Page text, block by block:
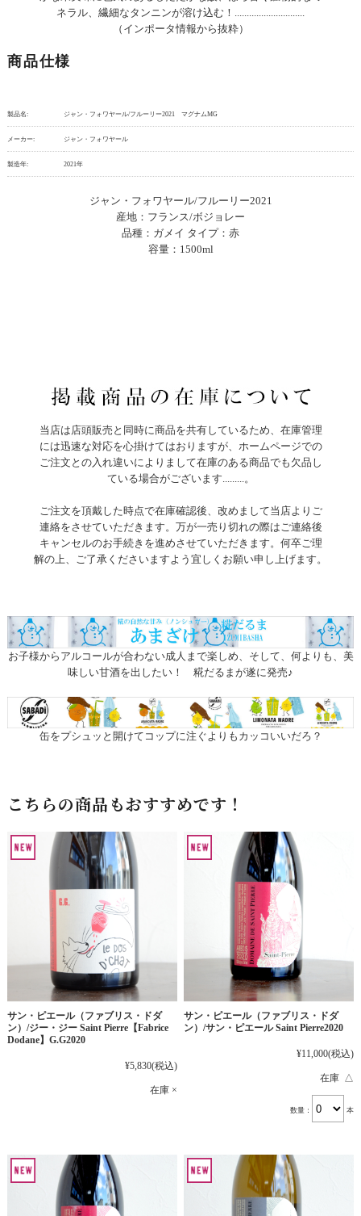
ネラル、繊細なタンニンが溶け込む！.............................
（インポータ情報から抜粋）
商品仕様
製品名: ジャン・フォワヤール/フルーリー2021 マグナムMG
メーカー: ジャン・フォワヤール
製造年: 2021年
ジャン・フォワヤール/フルーリー2021
産地：フランス/ボジョレー
品種：ガメイ タイプ：赤
容量：1500ml
当店は店頭販売と同時に商品を共有しているため、在庫管理
には迅速な対応を心掛けてはおりますが、ホームページでの
ご注文との入れ違いによりまして在庫のある商品でも欠品し
ている場合がございます.........。
ご注文を頂戴した時点で在庫確認後、改めまして当店よりご
連絡をさせていただきます。万が一売り切れの際はご連絡後
キャンセルのお手続きを進めさせていただきます。何卒ご理
解の上、ご了承くださいますよう宜しくお願い申し上げます。
お子様からアルコールが合わない成人まで楽しめ、そして、何よりも、美
味しい甘酒を出したい！ 糀だるまが遂に発売♪
缶をプシュッと開けてコップに注ぐよりもカッコいいだろ？
こちらの商品もおすすめです！
サン・ピエール（ファブリス・ドダ
ン）/ジー・ジー Saint Pierre【Fabrice
Dodane】G.G2020
¥5,830(税込)
在庫 ×
サン・ピエール（ファブリス・ドダ
ン）/サン・ピエール Saint Pierre2020
¥11,000(税込)
在庫 △
数量： 本